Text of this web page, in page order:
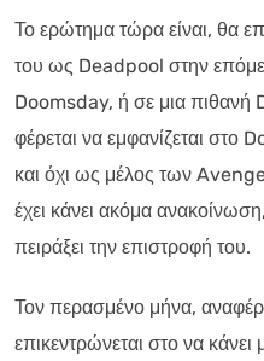
Το ερώτημα τώρα είναι, θα
του ως Deadpool στην
Doomsday, ή σε μια
φέρεται να εμφανίζεται
και όχι ως μέλος των
έχει κάνει ακόμα
πειράξει την επιστροφή του.
Τον περασμένο μήνα,
επικεντρώνεται στο να κάνει